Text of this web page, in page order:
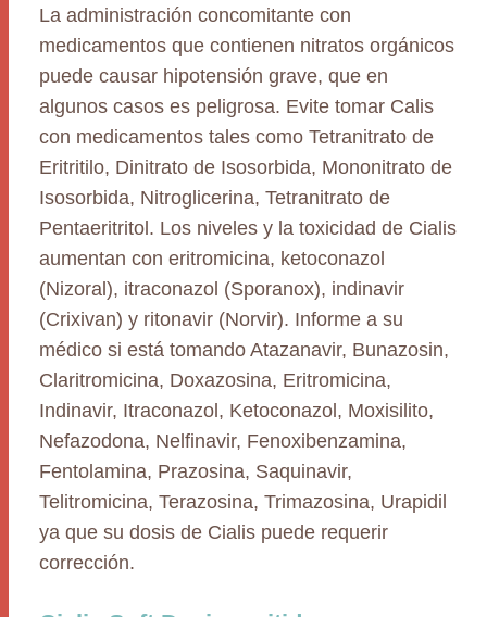
La administración concomitante con
medicamentos que contienen nitratos orgánicos
puede causar hipotensión grave, que en
algunos casos es peligrosa. Evite tomar Calis
con medicamentos tales como Tetranitrato de
Eritritilo, Dinitrato de Isosorbida, Mononitrato de
Isosorbida, Nitroglicerina, Tetranitrato de
Pentaeritritol. Los niveles y la toxicidad de Cialis
aumentan con eritromicina, ketoconazol
(Nizoral), itraconazol (Sporanox), indinavir
(Crixivan) y ritonavir (Norvir). Informe a su
médico si está tomando Atazanavir, Bunazosin,
Claritromicina, Doxazosina, Eritromicina,
Indinavir, Itraconazol, Ketoconazol, Moxisilito,
Nefazodona, Nelfinavir, Fenoxibenzamina,
Fentolamina, Prazosina, Saquinavir,
Telitromicina, Terazosina, Trimazosina, Urapidil
ya que su dosis de Cialis puede requerir
corrección.